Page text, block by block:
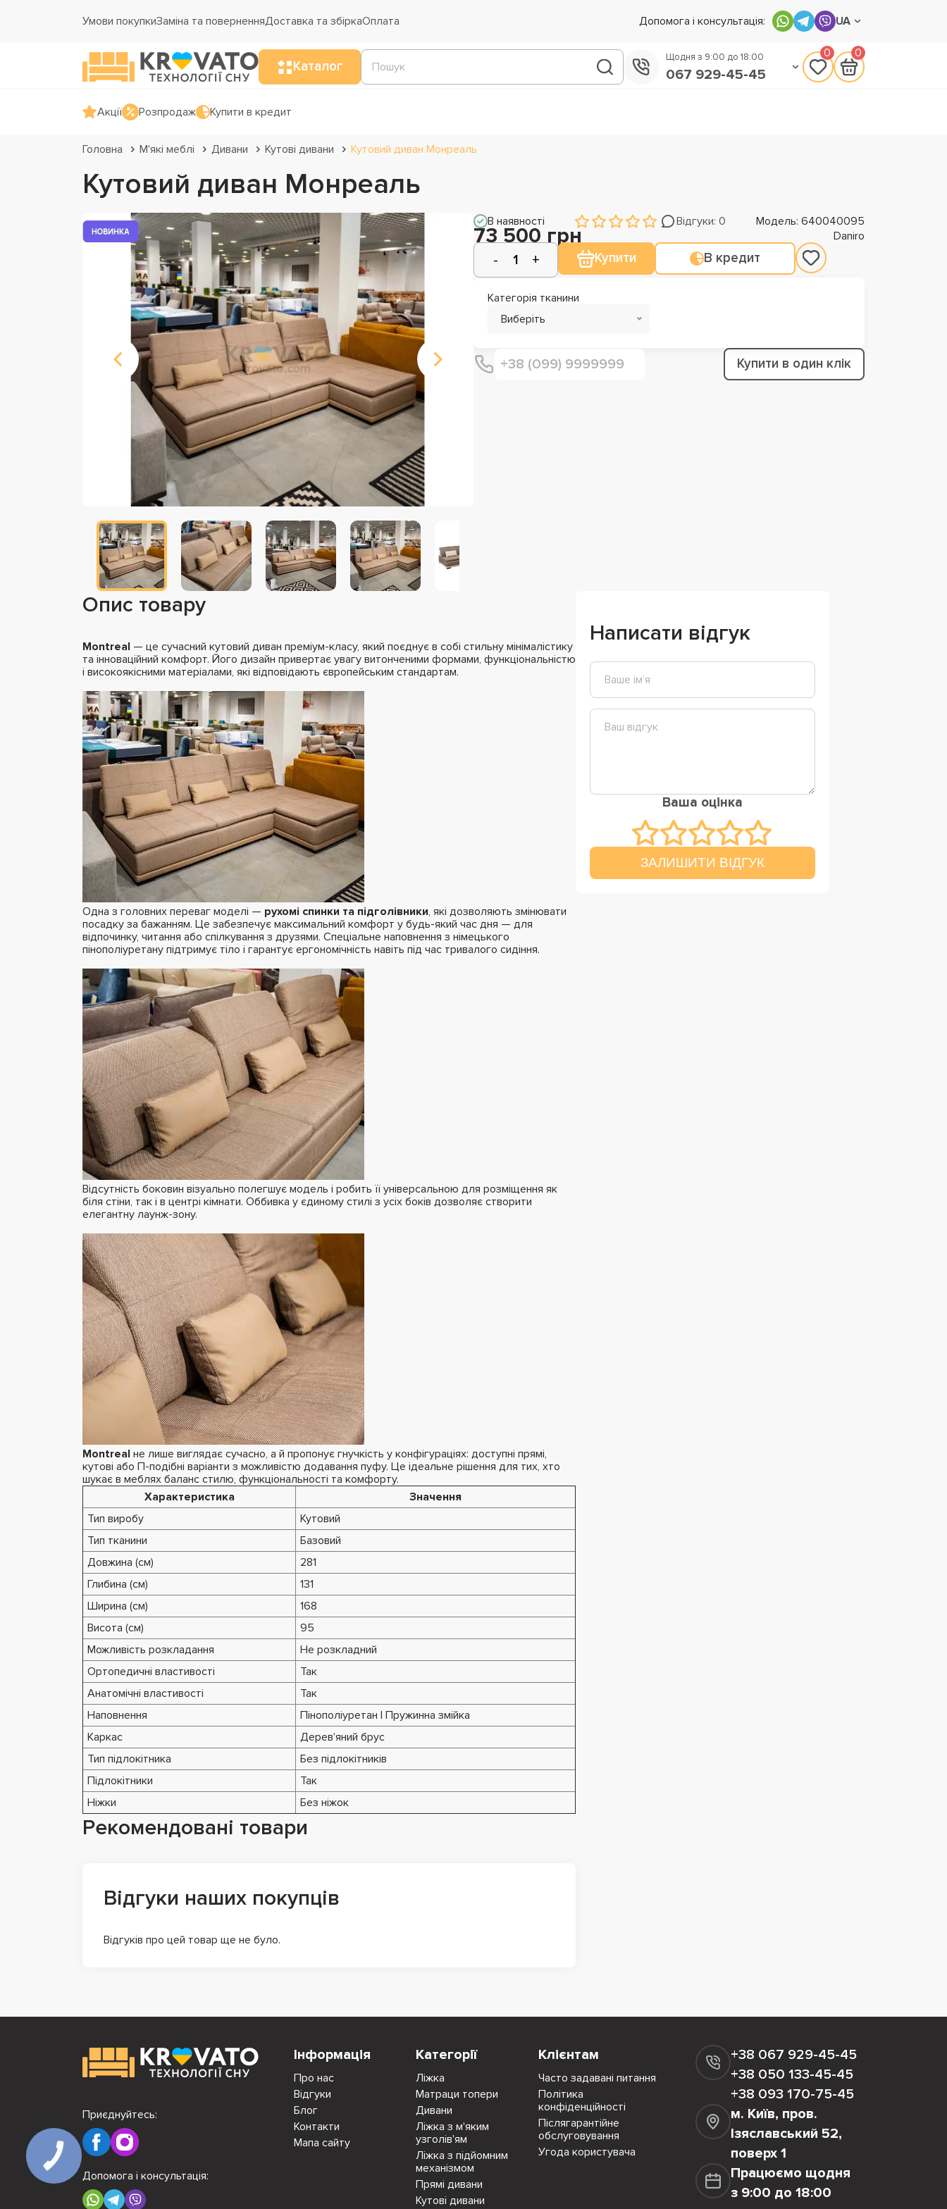
Умови покупкиЗаміна та поверненняДоставка та збіркаОплата Допомога і консультація: UA
Каталог
Щодня з 9:00 до 18:00
067 929-45-45
0 0
Акції Розпродаж Купити в кредит
Головна М'які меблі Дивани Кутові дивани Кутовий диван Монреаль
Кутовий диван Монреаль
В наявності Відгуки: 0 Модель: 640040095
73 500 грн Daniro
Купити В кредит
Категорія тканини
Виберіть
Купити в один клік
Опис товару
Montreal — це сучасний кутовий диван преміум-класу, який поєднує в собі стильну мінімалістику
та інноваційний комфорт. Його дизайн привертає увагу витонченими формами, функціональністю
і високоякісними матеріалами, які відповідають європейським стандартам.
Одна з головних переваг моделі — рухомі спинки та підголівники, які дозволяють змінювати
посадку за бажанням. Це забезпечує максимальний комфорт у будь-який час дня — для
відпочинку, читання або спілкування з друзями. Спеціальне наповнення з німецького
пінополіуретану підтримує тіло і гарантує ергономічність навіть під час тривалого сидіння.
Відсутність боковин візуально полегшує модель і робить її універсальною для розміщення як
біля стіни, так і в центрі кімнати. Оббивка у єдиному стилі з усіх боків дозволяє створити
елегантну лаунж-зону.
Montreal не лише виглядає сучасно, а й пропонує гнучкість у конфігураціях: доступні прямі,
кутові або П-подібні варіанти з можливістю додавання пуфу. Це ідеальне рішення для тих, хто
шукає в меблях баланс стилю, функціональності та комфорту.
Характеристика
Значення
Тип виробу
Кутовий
Тип тканини
Базовий
Довжина (см)
281
Глибина (см)
131
Ширина (см)
168
Висота (см)
95
Можливість розкладання
Не розкладний
Ортопедичні властивості
Так
Анатомічні властивості
Так
Наповнення
Пінополіуретан | Пружинна змійка
Каркас
Дерев'яний брус
Тип підлокітника
Без підлокітників
Підлокітники
Так
Ніжки
Без ніжок
Рекомендовані товари
Відгуки наших покупців
Відгуків про цей товар ще не було.
Написати відгук
Ваша оцінка
ЗАЛИШИТИ ВІДГУК
Інформація
Про нас
Відгуки
Блог
Контакти
Мапа сайту
Категорії
Ліжка
Матраци топери
Дивани
Ліжка з м'яким
узголів'ям
Ліжка з підйомним
механізмом
Прямі дивани
Кутові дивани
Клієнтам
Часто задавані питання
Політика
конфіденційності
Післягарантійне
обслуговування
Угода користувача
+38 067 929-45-45
+38 050 133-45-45
+38 093 170-75-45
м. Київ, пров.
Ізяславський 52,
поверх 1
Працюємо щодня
з 9:00 до 18:00
Приєднуйтесь:
Допомога і консультація: